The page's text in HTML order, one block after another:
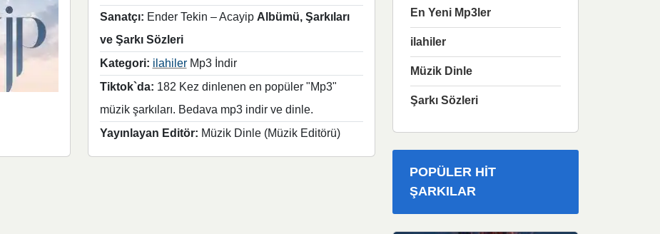
Sanatçı: Ender Tekin – Acayip Albümü, Şarkıları
ve Şarkı Sözleri
Kategori: ilahilerMp3 İndir
Tiktok`da: 182 Kez dinlenen en popüler "Mp3"
müzik şarkıları. Bedava mp3 indir ve dinle.
Yayınlayan Editör: Müzik Dinle (Müzik Editörü)
En Yeni Mp3ler
ilahiler
Müzik Dinle
Şarkı Sözleri
POPÜLER HIT
ŞARKILAR